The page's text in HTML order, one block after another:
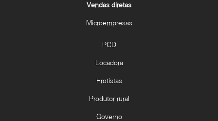
Vendas diretas
Microempresas
PCD
Locadora
Frotistas
Produtor rural
Governo